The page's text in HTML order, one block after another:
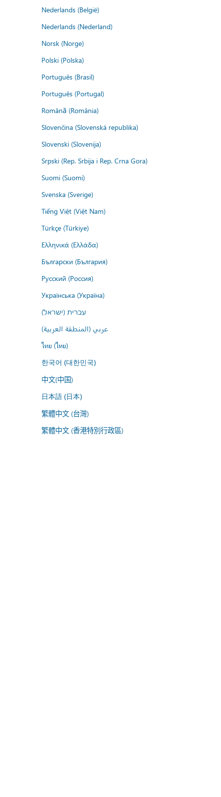
Nederlands (België)
Nederlands (Nederland)
Norsk (Norge)
Polski (Polska)
Português (Brasil)
Português (Portugal)
Română (România)
Slovenčina (Slovenská republika)
Slovenski (Slovenija)
Srpski (Rep. Srbija i Rep. Crna Gora)
Suomi (Suomi)
Svenska (Sverige)
Tiếng Việt (Việt Nam)
Türkçe (Türkiye)
Ελληνικά (Ελλάδα)
Български (България)
Русский (Россия)
Українська (Україна)
עברית (ישראל)
عربي (المنطقة العربية)
ไทย (ไทย)
한국어 (대한민국)
中文(中国)
日本語 (日本)
繁體中文 (台灣)
繁體中文 (香港特別行政區)